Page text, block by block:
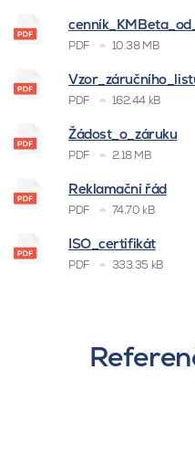
PDF 10.38 MB
PDF 162.44 kB
Žádost_o_záruku
PDF 2.18 MB
Reklamační řád
PDF 74.70 kB
ISO_certifikát
PDF 333.35 kB